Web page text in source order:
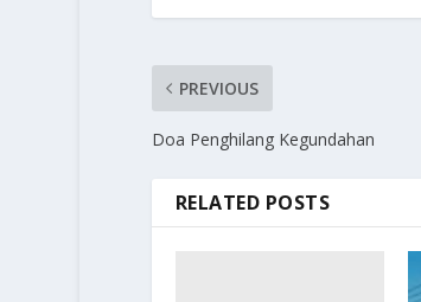
PREVIOUS
Doa Penghilang Kegundahan
RELATED POSTS